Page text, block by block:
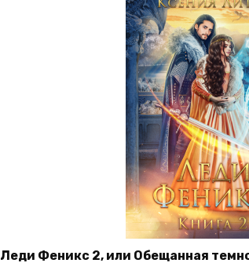
Леди Феникс 2, или Обещанная